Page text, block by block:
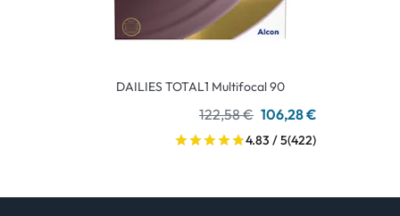
DAILIES TOTAL1 Multifocal 90
122,58 € 106,28 €
4.83 / 5(422)